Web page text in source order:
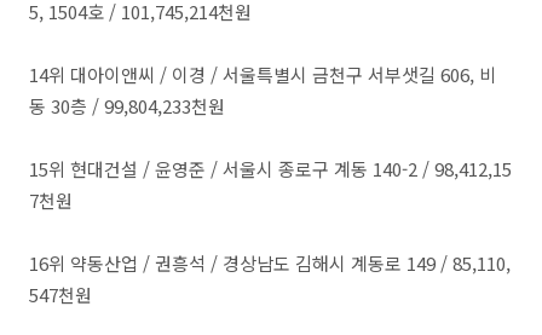
5, 1504호 / 101,745,214천원
​14위 대아이앤씨 / 이경 / 서울특별시 금천구 서부샛길 606, 비
동 30층 / 99,804,233천원
​15위 현대건설 / 윤영준 / 서울시 종로구 계동 140-2 / 98,412,15
7천원
​16위 약동산업 / 권흥석 / 경상남도 김해시 계동로 149 / 85,110,
547천원